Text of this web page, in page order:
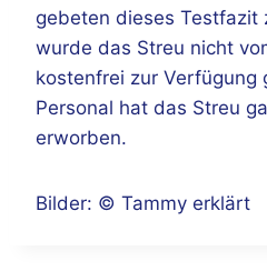
gebeten dieses Testfazit
wurde das Streu nicht
kostenfrei zur Verfügung
Personal hat das Streu
erworben.
Bilder: © Tammy erklärt